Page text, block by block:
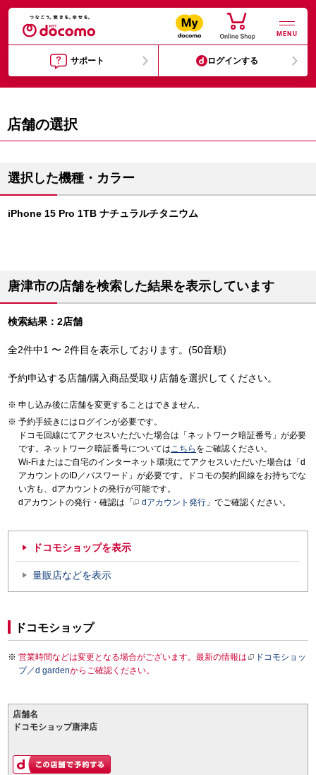
MENU
サポート ログインする
店舗の選択
選択した機種・カラー
iPhone 15 Pro 1TB ナチュラルチタニウム
唐津市の店舗を検索した結果を表示しています
検索結果：2店舗
全2件中1 〜 2件目を表示しております。(50音順)
予約申込する店舗/購入商品受取り店舗を選択してください。
申し込み後に店舗を変更することはできません。
予約手続きにはログインが必要です。
ドコモ回線にてアクセスいただいた場合は「ネットワーク暗証番号」が必要
です。ネットワーク暗証番号についてはこちら をご確認ください。
Wi-Fiまたはご自宅のインターネット環境にてアクセスいただいた場合は「d
アカウントのID／パスワード」が必要です。ドコモの契約回線をお持ちでな
い方も、dアカウントの発行が可能です。
dアカウントの発行・確認は「
dアカウント発行 」でご確認ください。
ドコモショップを表示
量販店などを表示
ドコモショップ
営業時間などは変更となる場合がございます。最新の情報は
ドコモショッ
プ／d gardenからご確認ください。
店舗名
ドコモショップ唐津店